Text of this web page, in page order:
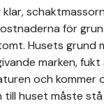
för
Husets grund
marken,
och kommer
huset måste